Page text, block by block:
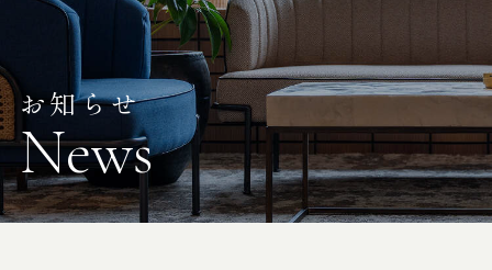
お知らせ
News